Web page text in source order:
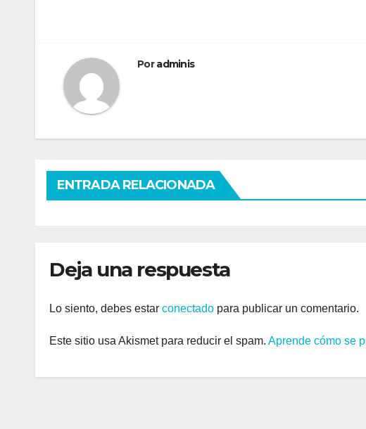
Poradminis
ENTRADA RELACIONADA
Deja una respuesta
Lo siento, debes estar conectado para publicar un comentario.
Este sitio usa Akismet para reducir el spam. Aprende cómo se